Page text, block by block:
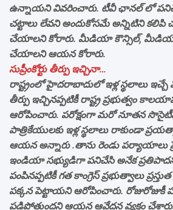
ఉన్నాయని వివరించారు. టీవీ ఛానల్ లో
చట్టాలు లేవని అందుకోసమే అన్నిటిని కలిపి
చేయాలని కోరారు. మీడియా కౌన్సిల్, మీడియా
చేయాలని ఆయన కోరారు.
సుప్రీంకోర్టు తీర్పు ఇచ్చినా…
రాష్ట్రంలో హైదరాబాదులో ఇళ్ల స్థలాలు ఇచ్చే
తీర్పు ఇచ్చినప్పటికీ రాష్ట్ర ప్రభుత్వం
ఆరోపించారు. పరోక్షంగా మరో నూతన
పాత్రికేయులకు ఇళ్ల స్థలాలు రాకుండా
ఆయన అన్నారు .తాను రెండు పర్యాయాలు
ఇండియా సభ్యుడిగా పనిచేసి అనేక
పంపినప్పటికీ గత కాంగ్రెస్ ప్రభుత్వాలు
పక్కన పెట్టాయని ఆరోపించారు. రోజురోజుకీ
పడిపోతుందని ఆయన ఆవేదన వ్యక్తం చేశారు.